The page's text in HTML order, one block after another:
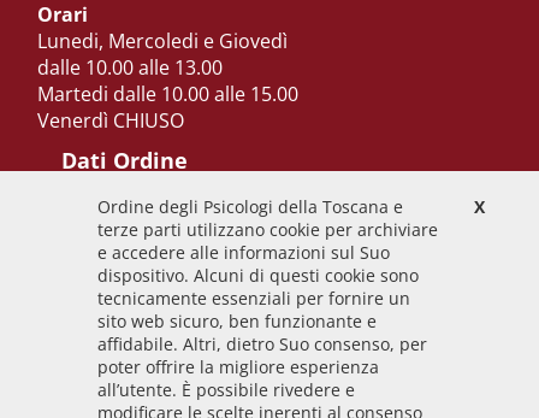
Orari
Lunedi, Mercoledi e Giovedì
dalle 10.00 alle 13.00
Martedi dalle 10.00 alle 15.00
Venerdì CHIUSO
Dati Ordine
Codice Fiscale
92009700458
Codice IPA
odpt_to
Linee guida
Sito realizzato seguendo le linee guida di sviluppo
X
Ordine degli Psicologi della Toscana e
terze parti utilizzano cookie per archiviare
e accedere alle informazioni sul Suo
dispositivo. Alcuni di questi cookie sono
tecnicamente essenziali per fornire un
sito web sicuro, ben funzionante e
affidabile. Altri, dietro Suo consenso, per
poter offrire la migliore esperienza
all’utente. È possibile rivedere e
modificare le scelte inerenti al consenso